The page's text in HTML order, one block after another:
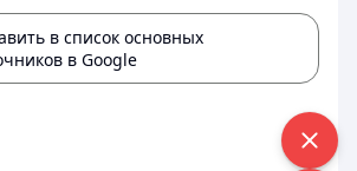
в список основных
в Google